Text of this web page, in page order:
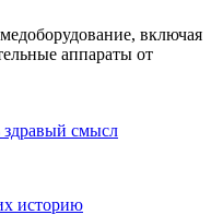
включая
аппараты от
смысл
историю